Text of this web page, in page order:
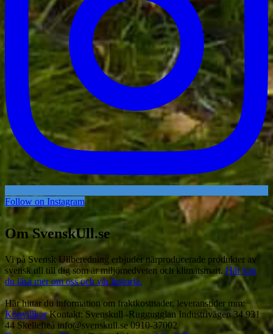
Follow on Instagram
Om SvenskUll.se
Vi på Svensk Ullberedning erbjuder närproducerade produkter av
svensk ull till dig som är miljömedveten och klimatsmart. Här kan
du läsa mer om oss och vår historia.
Här hittar du information om fraktkostnader, leveranstider mm:
KöpvillkorKontakt: Svenskull -Ruggugglan Industrivägen 34 931
44 Skellefteå info@svenskull.se 0910-37002